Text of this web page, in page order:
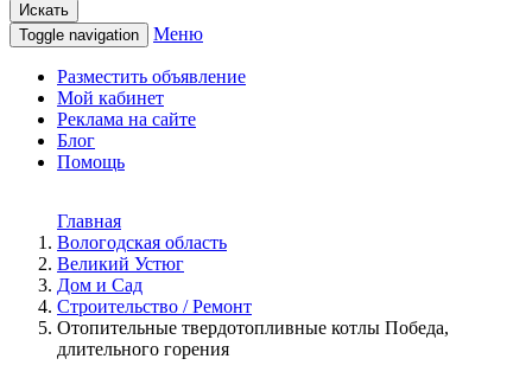
Искать
Toggle navigation
Меню
Разместить объявление
Мой кабинет
Реклама на сайте
Блог
Помощь
Главная
Вологодская область
Великий Устюг
Дом и Cад
Строительство / Ремонт
Отопительные твердотопливные котлы Победа,
длительного горения